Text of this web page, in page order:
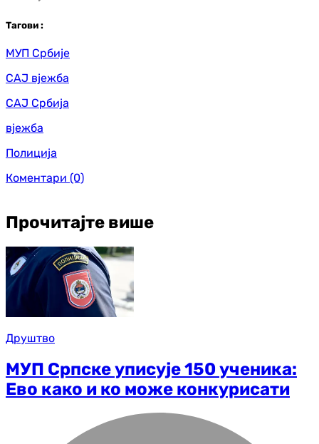
Тагови :
МУП Србије
САЈ вјежба
САЈ Србија
вјежба
Полиција
Коментари (0)
Прочитајте више
Друштво
МУП Српске уписује 150 ученика:
Ево како и ко може конкурисати